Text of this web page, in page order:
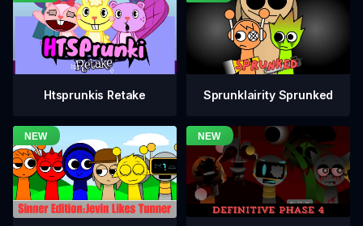
Htsprunkis Retake Sprunklairity Sprunked